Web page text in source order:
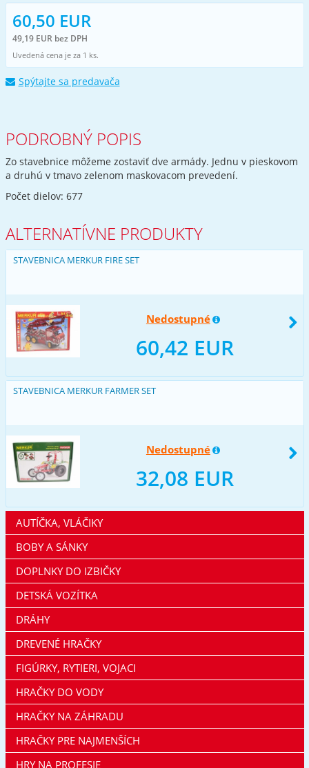
60,50 EUR
49,19 EUR bez DPH
Uvedená cena je za 1 ks.
Spýtajte sa predavača
PODROBNÝ POPIS
Zo stavebnice môžeme zostaviť dve armády. Jednu v pieskovom
a druhú v tmavo zelenom maskovacom prevedení.
Počet dielov: 677
ALTERNATÍVNE PRODUKTY
STAVEBNICA MERKUR FIRE SET
Nedostupné
60,42 EUR
STAVEBNICA MERKUR FARMER SET
Nedostupné
32,08 EUR
AUTÍČKA, VLÁČIKY
BOBY A SÁNKY
DOPLNKY DO IZBIČKY
DETSKÁ VOZÍTKA
DRÁHY
DREVENÉ HRAČKY
FIGÚRKY, RYTIERI, VOJACI
HRAČKY DO VODY
HRAČKY NA ZÁHRADU
HRAČKY PRE NAJMENŠÍCH
HRY NA PROFESIE